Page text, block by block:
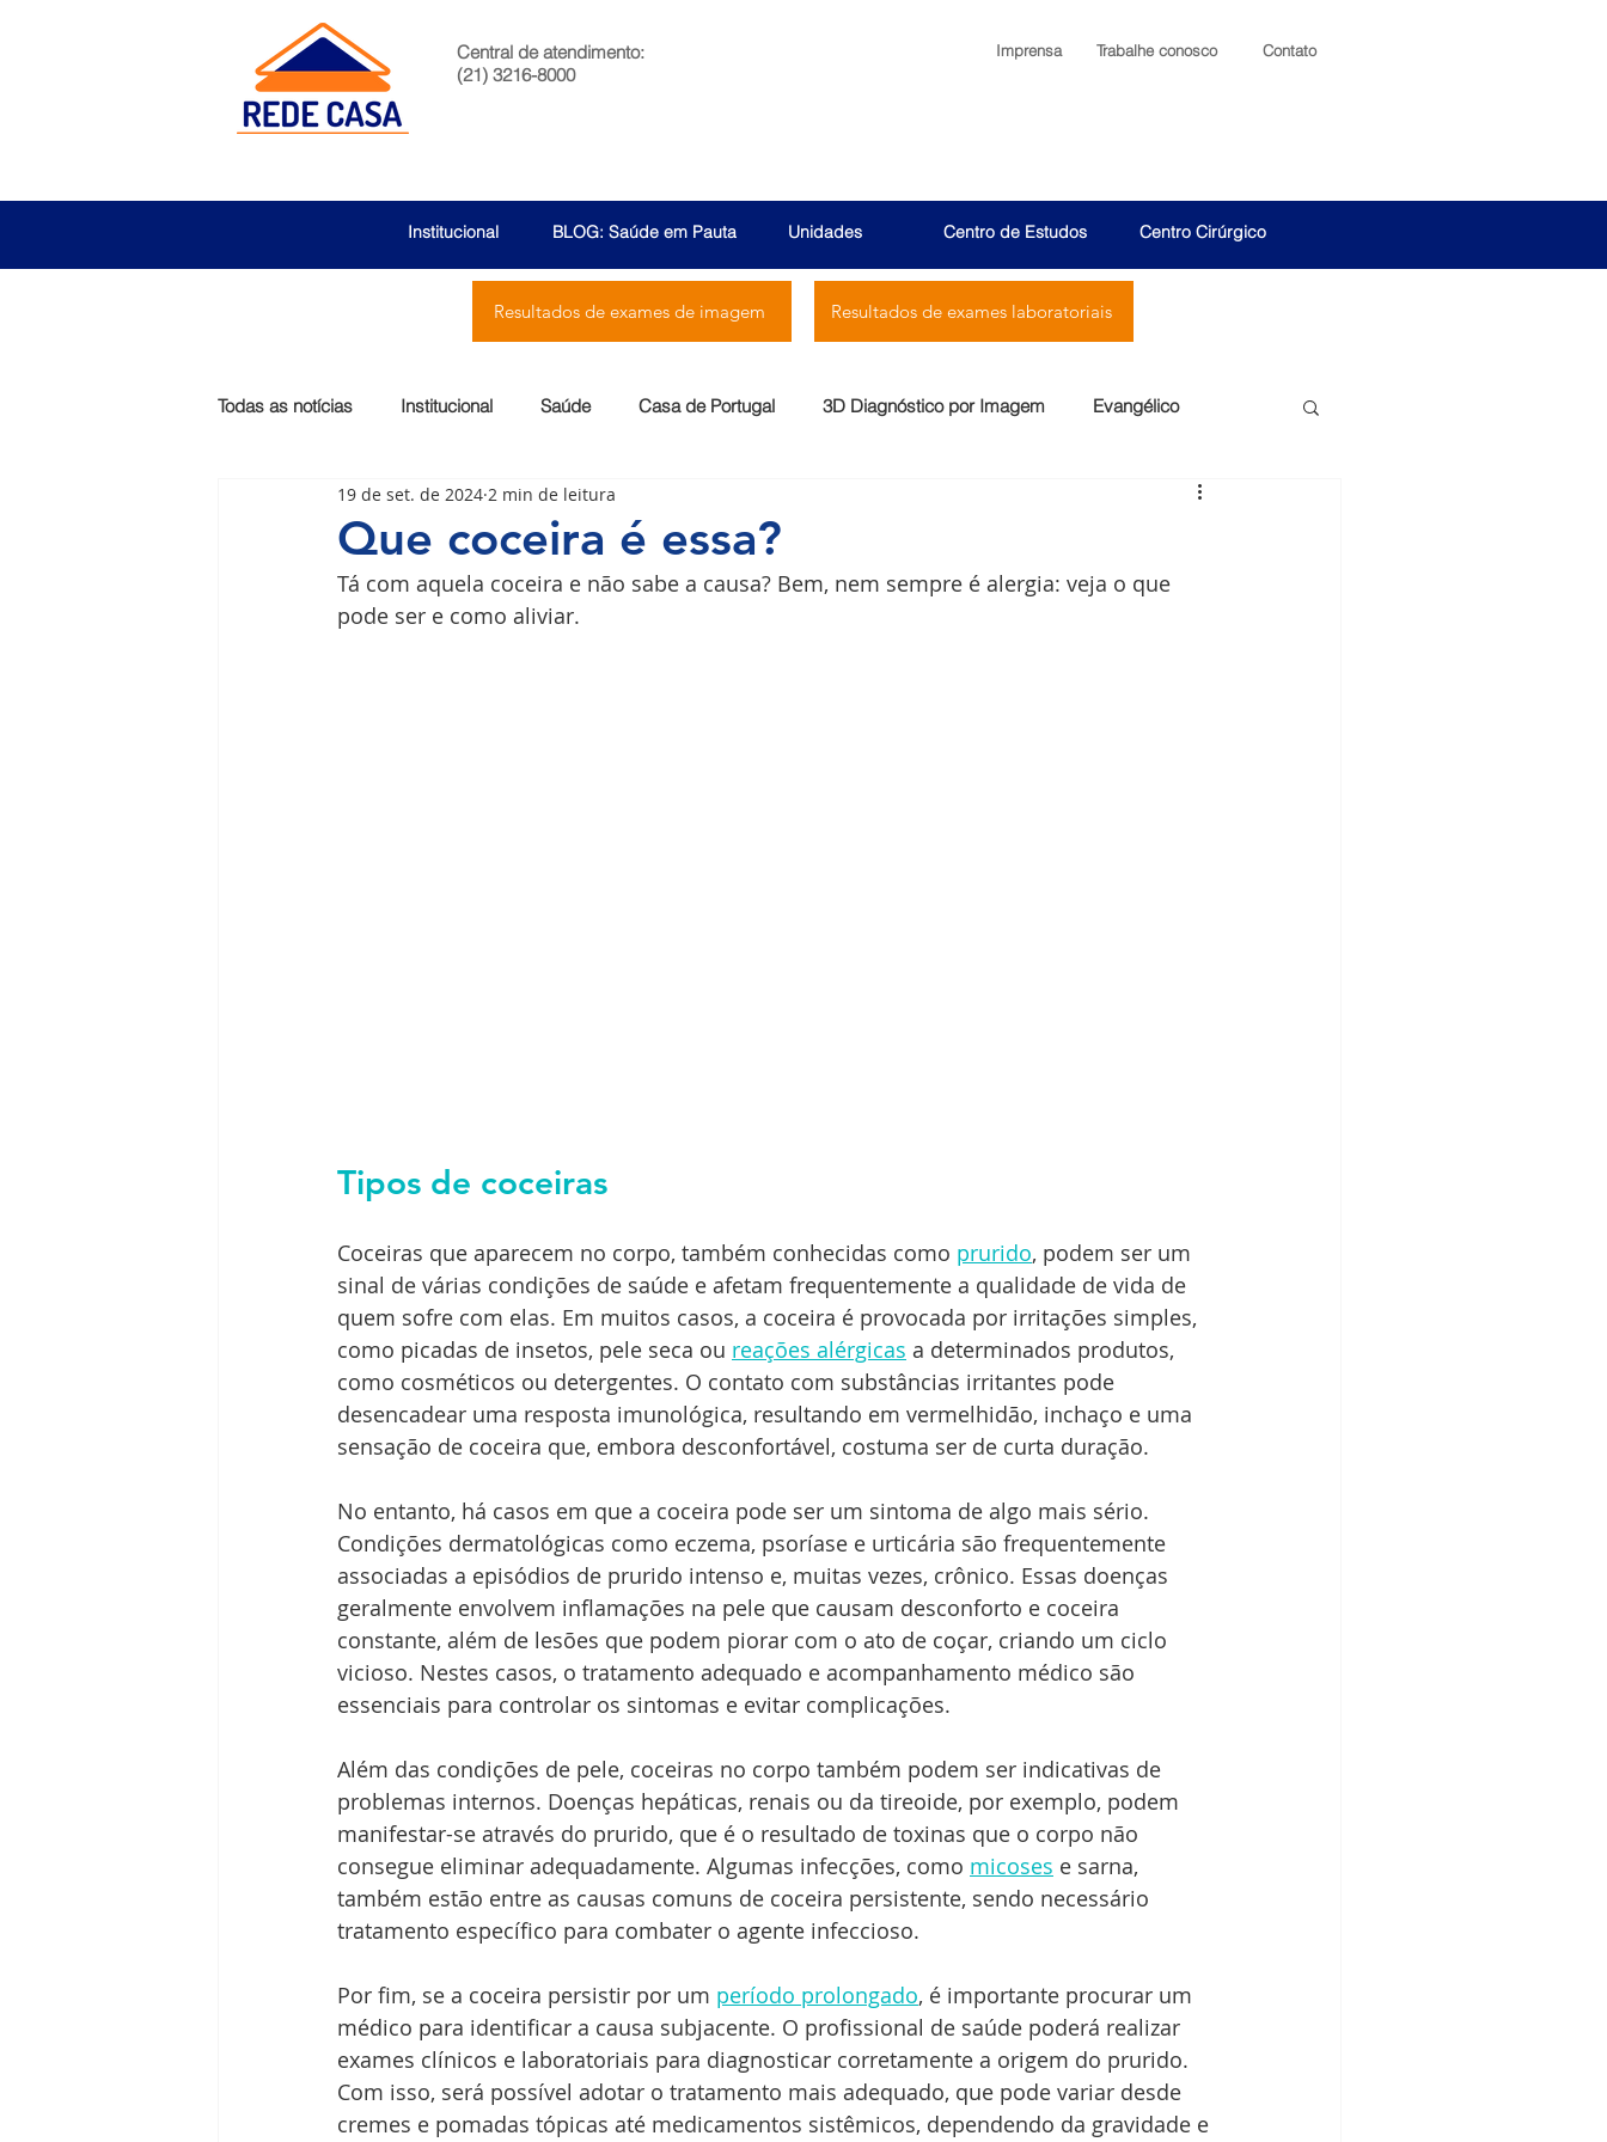
Central de atendimento:
(21) 3216-8000
Imprensa Trabalhe conosco Contato
BLOG: Saúde em Pauta Unidades Centro de Estudos Centro Cirúrgico
Institucional
Resultados de exames de imagem Resultados de exames laboratoriais
Todas as notícias Institucional Saúde Casa de Portugal 3D Diagnóstico por Imagem Evangélico
São Bernardo Egas Moniz Menssana
Ilha do Governador Premium COPI
Que coceira é essa?
19 de set. de 2024 2 min de leitura
Tá com aquela coceira e não sabe a causa? Bem, nem sempre é alergia: veja o que
pode ser e como aliviar.
Tipos de coceiras
Coceiras que aparecem no corpo, também conhecidas como prurido, podem ser um
sinal de várias condições de saúde e afetam frequentemente a qualidade de vida de
quem sofre com elas. Em muitos casos, a coceira é provocada por irritações simples,
como picadas de insetos, pele seca ou reações alérgicas a determinados produtos,
como cosméticos ou detergentes. O contato com substâncias irritantes pode
desencadear uma resposta imunológica, resultando em vermelhidão, inchaço e uma
sensação de coceira que, embora desconfortável, costuma ser de curta duração.
No entanto, há casos em que a coceira pode ser um sintoma de algo mais sério.
Condições dermatológicas como eczema, psoríase e urticária são frequentemente
associadas a episódios de prurido intenso e, muitas vezes, crônico. Essas doenças
geralmente envolvem inflamações na pele que causam desconforto e coceira
constante, além de lesões que podem piorar com o ato de coçar, criando um ciclo
vicioso. Nestes casos, o tratamento adequado e acompanhamento médico são
essenciais para controlar os sintomas e evitar complicações.
Além das condições de pele, coceiras no corpo também podem ser indicativas de
problemas internos. Doenças hepáticas, renais ou da tireoide, por exemplo, podem
manifestar-se através do prurido, que é o resultado de toxinas que o corpo não
consegue eliminar adequadamente. Algumas infecções, como micoses e sarna,
também estão entre as causas comuns de coceira persistente, sendo necessário
tratamento específico para combater o agente infeccioso.
Por fim, se a coceira persistir por um período prolongado, é importante procurar um
médico para identificar a causa subjacente. O profissional de saúde poderá realizar
exames clínicos e laboratoriais para diagnosticar corretamente a origem do prurido.
Com isso, será possível adotar o tratamento mais adequado, que pode variar desde
cremes e pomadas tópicas até medicamentos sistêmicos, dependendo da gravidade e